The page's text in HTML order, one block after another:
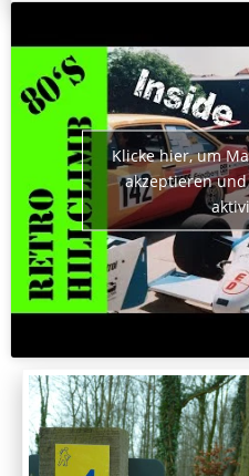
Klicke hier, um
akzeptieren